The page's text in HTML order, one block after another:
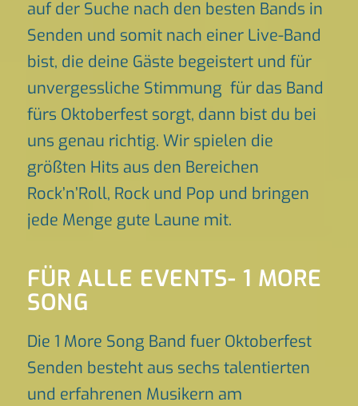
auf der Suche nach den besten Bands in
Senden und somit nach einer Live-Band
bist, die deine Gäste begeistert und für
unvergessliche Stimmung für das Band
fürs Oktoberfest sorgt, dann bist du bei
uns genau richtig. Wir spielen die
größten Hits aus den Bereichen
Rock’n’Roll, Rock und Pop und bringen
jede Menge gute Laune mit.
FÜR ALLE EVENTS- 1 MORE
SONG
Die 1 More Song Band fuer Oktoberfest
Senden besteht aus sechs talentierten
und erfahrenen Musikern am